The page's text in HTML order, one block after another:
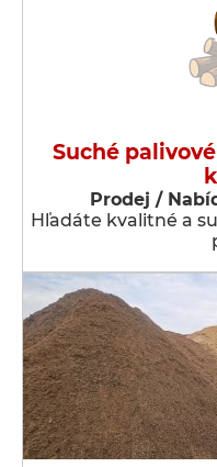
Suché
Prodej /
Hľadáte kvalitné a